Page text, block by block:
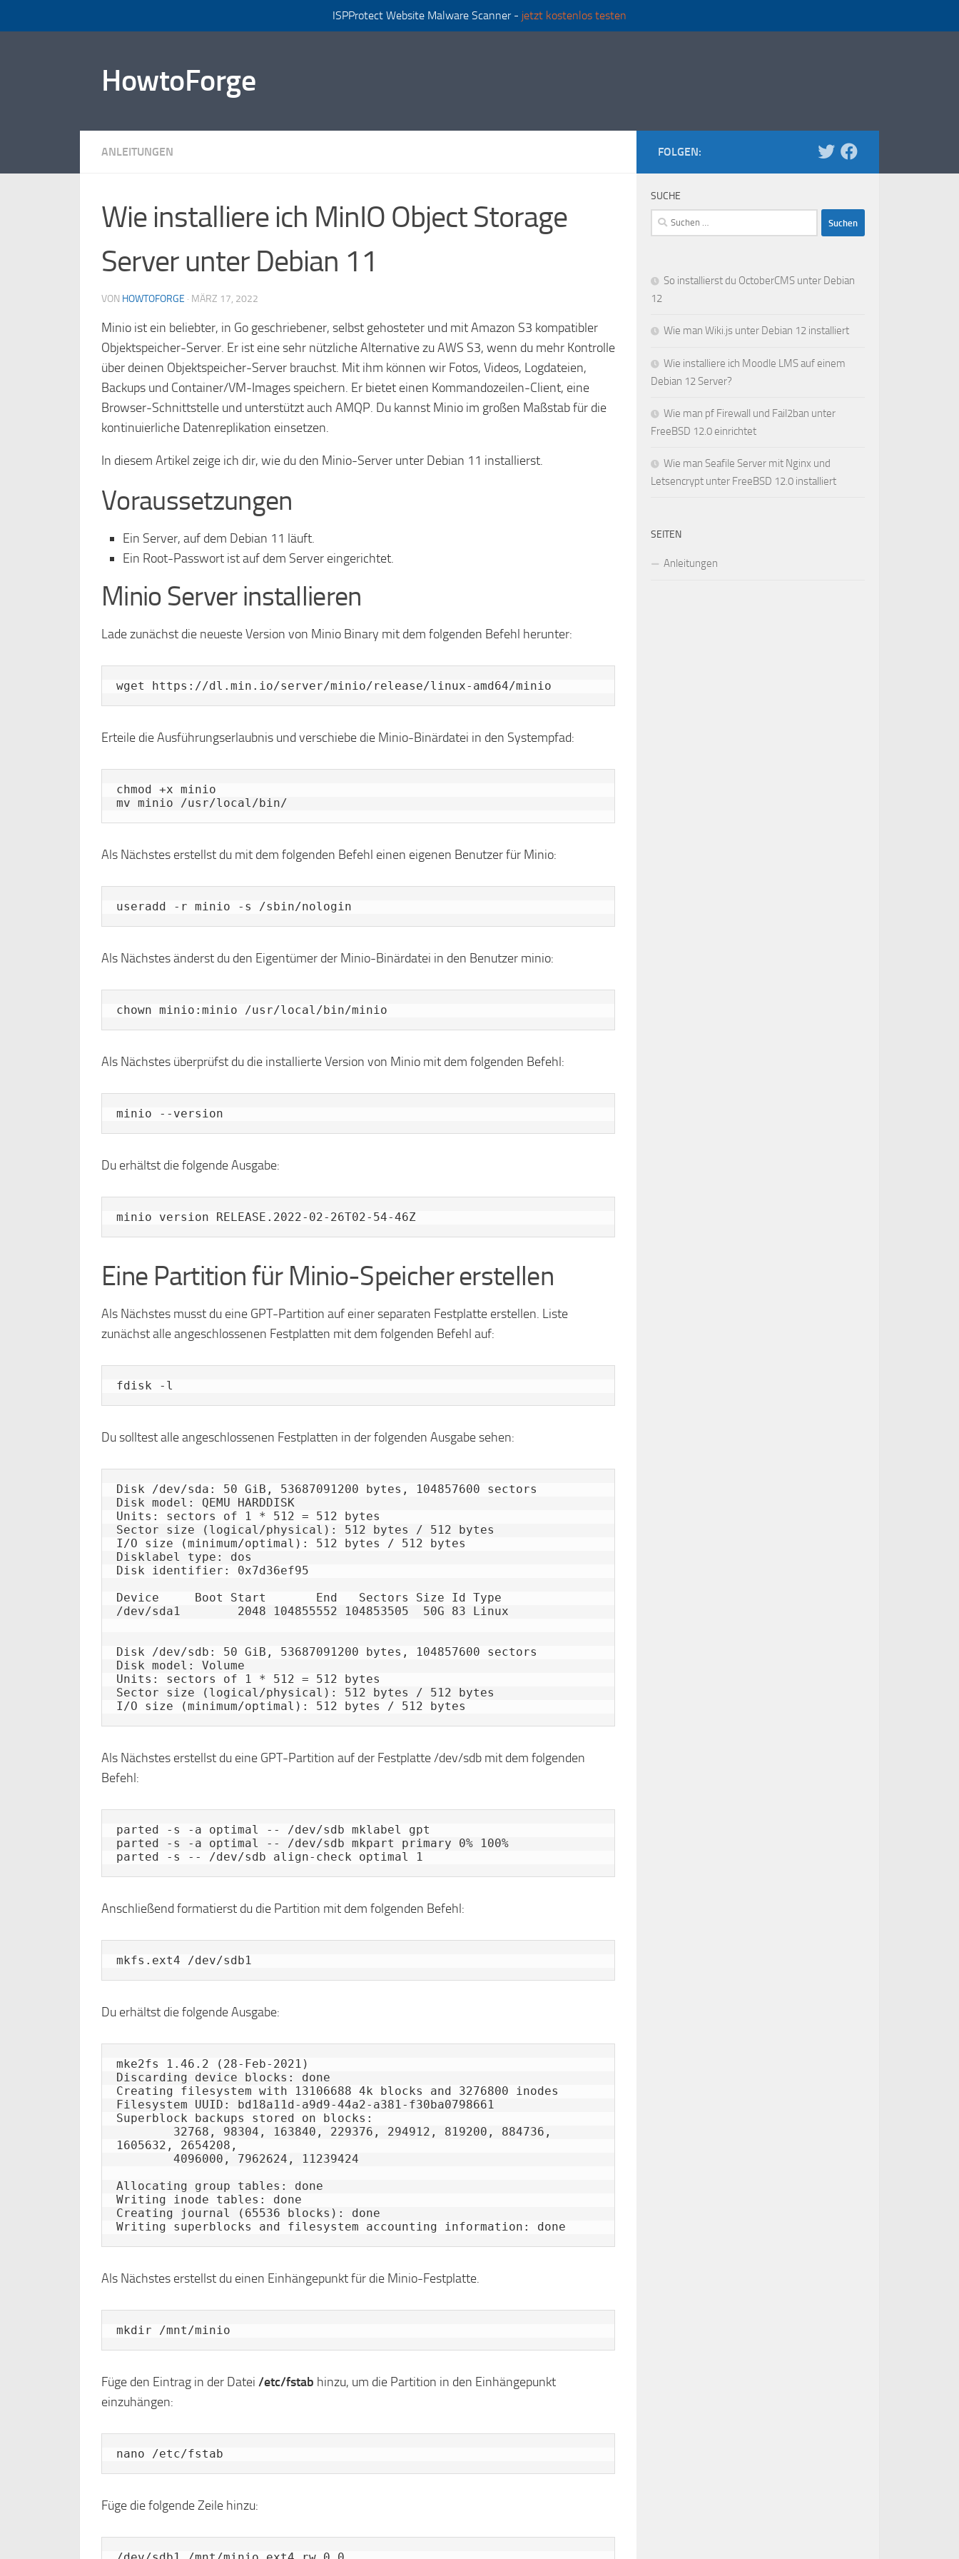
ISPProtect Website Malware Scanner - jetzt kostenlos testen
HowtoForge
ANLEITUNGEN
Wie installiere ich MinIO Object Storage
Server unter Debian 11
VON HOWTOFORGE · MÄRZ 17, 2022
Minio ist ein beliebter, in Go geschriebener, selbst gehosteter und mit Amazon S3 kompatibler
Objektspeicher-Server. Er ist eine sehr nützliche Alternative zu AWS S3, wenn du mehr Kontrolle
über deinen Objektspeicher-Server brauchst. Mit ihm können wir Fotos, Videos, Logdateien,
Backups und Container/VM-Images speichern. Er bietet einen Kommandozeilen-Client, eine
Browser-Schnittstelle und unterstützt auch AMQP. Du kannst Minio im großen Maßstab für die
kontinuierliche Datenreplikation einsetzen.
In diesem Artikel zeige ich dir, wie du den Minio-Server unter Debian 11 installierst.
Voraussetzungen
Ein Server, auf dem Debian 11 läuft.
Ein Root-Passwort ist auf dem Server eingerichtet.
Minio Server installieren
Lade zunächst die neueste Version von Minio Binary mit dem folgenden Befehl herunter:
wget https://dl.min.io/server/minio/release/linux-amd64/minio
Erteile die Ausführungserlaubnis und verschiebe die Minio-Binärdatei in den Systempfad:
chmod +x minio
mv minio /usr/local/bin/
Als Nächstes erstellst du mit dem folgenden Befehl einen eigenen Benutzer für Minio:
useradd -r minio -s /sbin/nologin
Als Nächstes änderst du den Eigentümer der Minio-Binärdatei in den Benutzer minio:
chown minio:minio /usr/local/bin/minio
Als Nächstes überprüfst du die installierte Version von Minio mit dem folgenden Befehl:
minio --version
Du erhältst die folgende Ausgabe:
Eine Partition für Minio-Speicher erstellen
Als Nächstes musst du eine GPT-Partition auf einer separaten Festplatte erstellen. Liste
zunächst alle angeschlossenen Festplatten mit dem folgenden Befehl auf:
fdisk -l
Du solltest alle angeschlossenen Festplatten in der folgenden Ausgabe sehen:
Disk /dev/sda: 50 GiB, 53687091200 bytes, 104857600 sectors
Disk model: QEMU HARDDISK
Units: sectors of 1 * 512 = 512 bytes
Sector size (logical/physical): 512 bytes / 512 bytes
I/O size (minimum/optimal): 512 bytes / 512 bytes
Disklabel type: dos
Disk identifier: 0x7d36ef95
Device     Boot Start       End   Sectors Size Id Type
/dev/sda1        2048 104855552 104853505  50G 83 Linux
Disk /dev/sdb: 50 GiB, 53687091200 bytes, 104857600 sectors
Disk model: Volume
Units: sectors of 1 * 512 = 512 bytes
Sector size (logical/physical): 512 bytes / 512 bytes
Als Nächstes erstellst du eine GPT-Partition auf der Festplatte /dev/sdb mit dem folgenden
Befehl:
parted -s -a optimal -- /dev/sdb mklabel gpt
parted -s -a optimal -- /dev/sdb mkpart primary 0% 100%
parted -s -- /dev/sdb align-check optimal 1
Anschließend formatierst du die Partition mit dem folgenden Befehl:
mkfs.ext4 /dev/sdb1
Du erhältst die folgende Ausgabe:
mke2fs 1.46.2 (28-Feb-2021)
Discarding device blocks: done
Creating filesystem with 13106688 4k blocks and 3276800 inodes
Filesystem UUID: bd18a11d-a9d9-44a2-a381-f30ba0798661
Superblock backups stored on blocks:
1605632, 2654208,
Allocating group tables: done
Writing inode tables: done
Creating journal (65536 blocks): done
Als Nächstes erstellst du einen Einhängepunkt für die Minio-Festplatte.
mkdir /mnt/minio
Füge den Eintrag in der Datei /etc/fstab hinzu, um die Partition in den Einhängepunkt
einzuhängen:
nano /etc/fstab
Füge die folgende Zeile hinzu:
FOLGEN:
SUCHE
Suchen
nach:
So installierst du OctoberCMS unter Debian
12
Wie man Wiki.js unter Debian 12 installiert
Wie installiere ich Moodle LMS auf einem
Debian 12 Server?
Wie man pf Firewall und Fail2ban unter
FreeBSD 12.0 einrichtet
Wie man Seafile Server mit Nginx und
Letsencrypt unter FreeBSD 12.0 installiert
SEITEN
Anleitungen